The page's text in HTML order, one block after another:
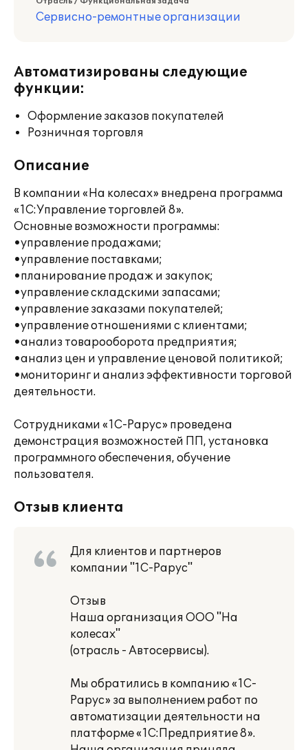
Сервисно-ремонтные организации
Автоматизированы следующие
функции:
Оформление заказов покупателей
Розничная торговля
Описание
В компании «На колесах» внедрена программа
«1С:Управление торговлей 8».
Основные возможности программы:
•управление продажами;
•управление поставками;
•планирование продаж и закупок;
•управление складскими запасами;
•управление заказами покупателей;
•управление отношениями с клиентами;
•анализ товарооборота предприятия;
•анализ цен и управление ценовой политикой;
•мониторинг и анализ эффективности торговой
деятельности.
Сотрудниками «1С-Рарус» проведена
демонстрация возможностей ПП, установка
программного обеспечения, обучение
пользователя.
Отзыв клиента
Для клиентов и партнеров
компании "1С-Рарус"
Отзыв
Наша организация ООО "На
колесах"
(отрасль - Автосервисы).
Мы обратились в компанию «1С-
Рарус» за выполнением работ по
автоматизации деятельности на
платформе «1С:Предприятие 8».